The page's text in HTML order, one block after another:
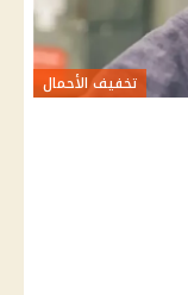
تخفيف الأحمال